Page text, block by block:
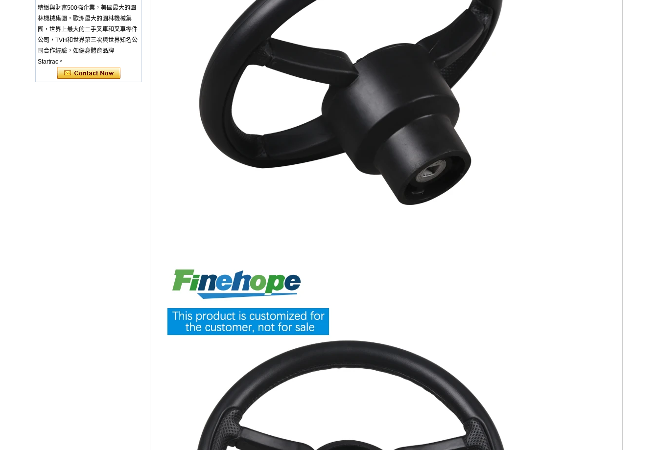
Premium Baby
Changing Basket
Thick & Waterproof
Bamboo Pad Vegan
Leather Baby
Changing Mat Baby
Changing Pad - COPY
Custom Black Forged
Carbon Fiber Steering
精緻與財富500強企業，美國最大的園
林機械集團，歐洲最大的園林機械集
團，世界上最大的二手叉車和叉車零件
公司，TVH和世界第三次與世界知名公
司合作經驗，如健身體育品牌
Startrac。